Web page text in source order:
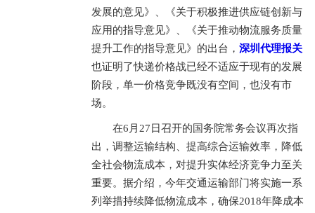
发展的意见》、《关于积极推进供应链创新与
应用的指导意见》、《关于推动物流服务质量
提升工作的指导意见》的出台， 深圳代理报关
也证明了快递价格战已经不适应于现有的发展
阶段，单一价格竞争既没有空间，也没有市
场。
在6月27日召开的国务院常务会议再次指
出，调整运输结构、提高综合运输效率，降低
全社会物流成本，对提升实体经济竞争力至关
重要。据介绍，今年交通运输部门将实施一系
列举措持续降低物流成本，确保2018年降成本